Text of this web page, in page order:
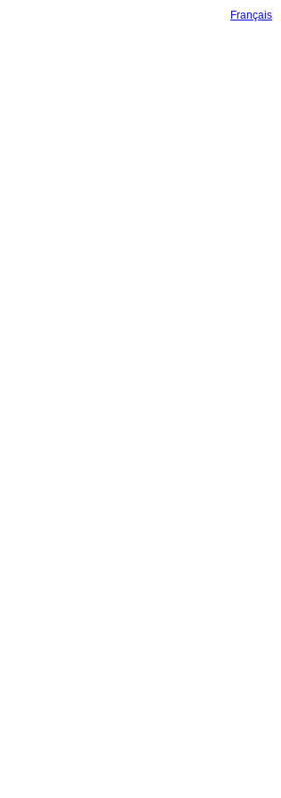
Français